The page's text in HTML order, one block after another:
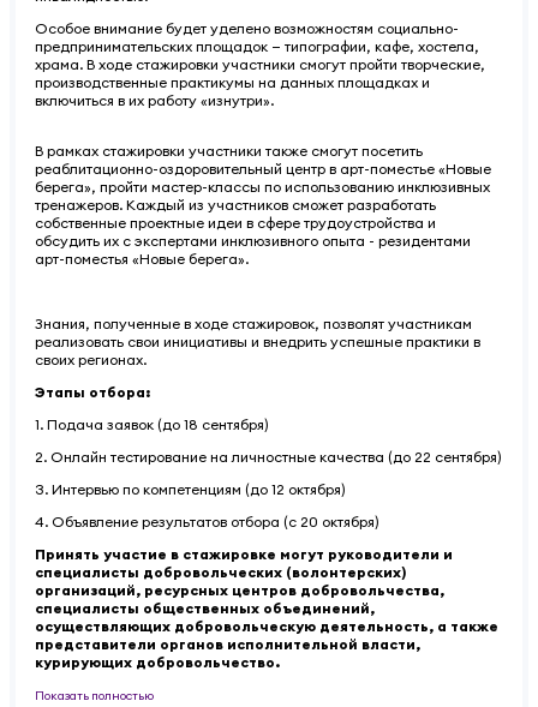
Особое внимание будет уделено возможностям социально-
предпринимательских площадок — типографии, кафе, хостела,
храма. В ходе стажировки участники смогут пройти творческие,
производственные практикумы на данных площадках и
включиться в их работу «изнутри».
В рамках стажировки участники также смогут посетить
реаблитационно-оздоровительный центр в арт-поместье «Новые
берега», пройти мастер-классы по использованию инклюзивных
тренажеров. Каждый из участников сможет разработать
собственные проектные идеи в сфере трудоустройства и
обсудить их с экспертами инклюзивного опыта - резидентами
арт-поместья «Новые берега».
Знания, полученные в ходе стажировок, позволят участникам
реализовать свои инициативы и внедрить успешные практики в
своих регионах.
Этапы отбора:
1. Подача заявок (до 18 сентября)
2. Онлайн тестирование на личностные качества (до 22 сентября)
3. Интервью по компетенциям (до 12 октября)
4. Объявление результатов отбора (с 20 октября)
Принять участие в стажировке могут руководители и
специалисты добровольческих (волонтерских)
организаций, ресурсных центров добровольчества,
специалисты общественных объединений,
осуществляющих добровольческую деятельность, а также
представители органов исполнительной власти,
курирующих добровольчество.
Показать полностью